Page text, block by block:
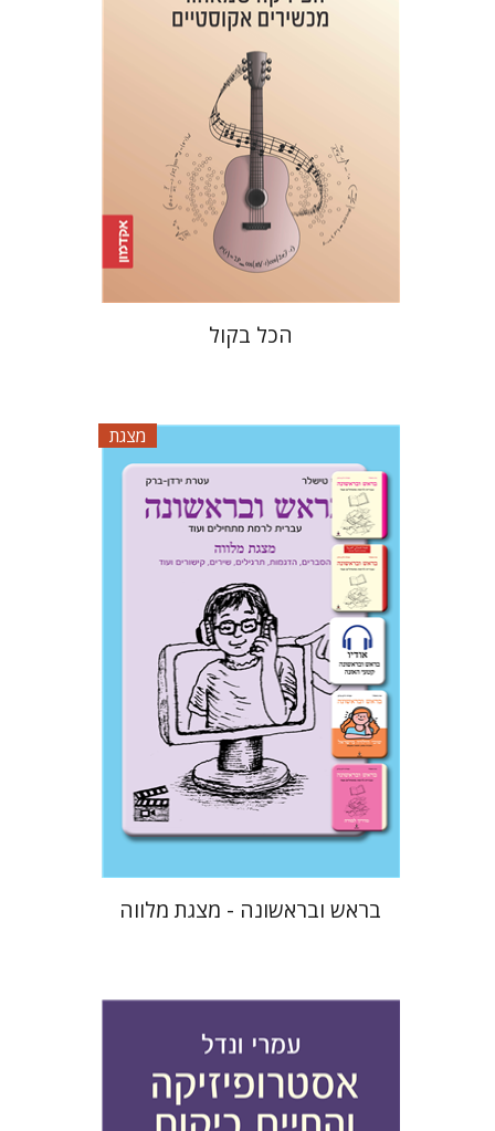
הנחת אתר ספר אלקטרוני
$20
הכל בקול
מצגת
עטרת ירדן-ברק גוני טישלר
$33
בראש ובראשונה - מצגת מלווה
עמרי ונדל